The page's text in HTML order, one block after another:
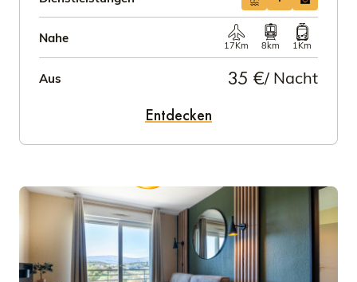
Nahe
17Km 8km 1Km
Aus 35 €/ Nacht
Entdecken